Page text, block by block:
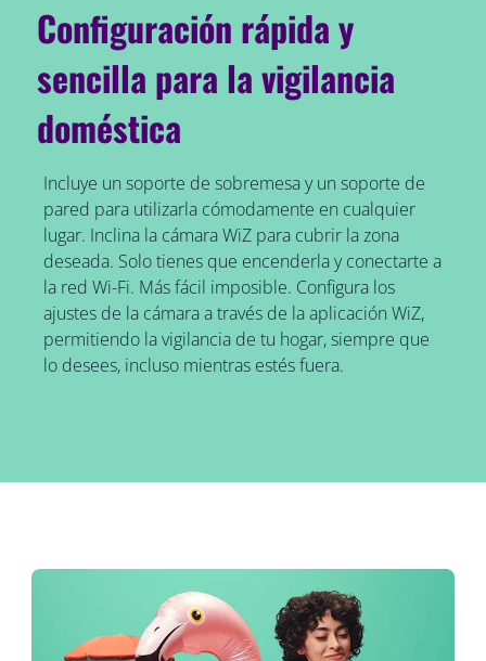
Configuración rápida y
sencilla para la vigilancia
doméstica
Incluye un soporte de sobremesa y un soporte de
pared para utilizarla cómodamente en cualquier
lugar. Inclina la cámara WiZ para cubrir la zona
deseada. Solo tienes que encenderla y conectarte a
la red Wi-Fi. Más fácil imposible. Configura los
ajustes de la cámara a través de la aplicación WiZ,
permitiendo la vigilancia de tu hogar, siempre que
lo desees, incluso mientras estés fuera.